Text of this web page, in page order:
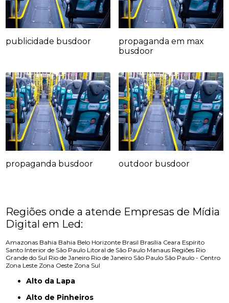
publicidade busdoor
propaganda em max
busdoor
propaganda busdoor outdoor busdoor
Regiões onde a atende Empresas de Mídia
Digital em Led:
Amazonas Bahia Bahia Belo Horizonte Brasil Brasília Ceara Espírito
Santo Interior de São Paulo Litoral de São Paulo Manaus Regiões Rio
Grande do Sul Rio de Janeiro Rio de Janeiro São Paulo São Paulo - Centro
Zona Leste Zona Oeste Zona Sul
Alto da Lapa
Alto de Pinheiros